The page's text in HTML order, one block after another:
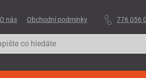
O nás Obchodní podmínky 776 056